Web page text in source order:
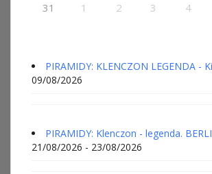
31 1 2 3 4
PIRAMIDY: KLENCZON LEGENDA -
09/08/2026
PIRAMIDY: Klenczon - legenda.
21/08/2026 - 23/08/2026